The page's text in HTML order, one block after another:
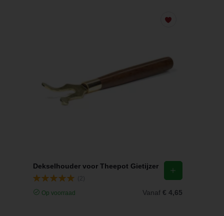
Dekselhouder voor Theepot Gietijzer
Op voorraad Vanaf € 4,65